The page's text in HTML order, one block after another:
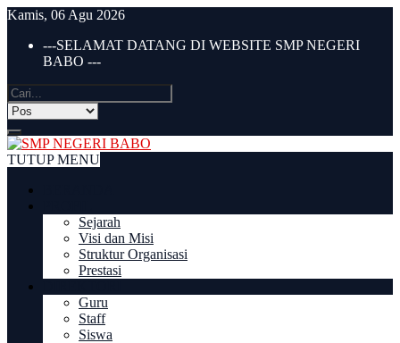
Kamis, 06 Agu 2026
---SELAMAT DATANG DI WEBSITE SMP NEGERI
BABO ---
TUTUP MENU
Sejarah
Visi dan Misi
Struktur Organisasi
Prestasi
Guru
Staff
Siswa